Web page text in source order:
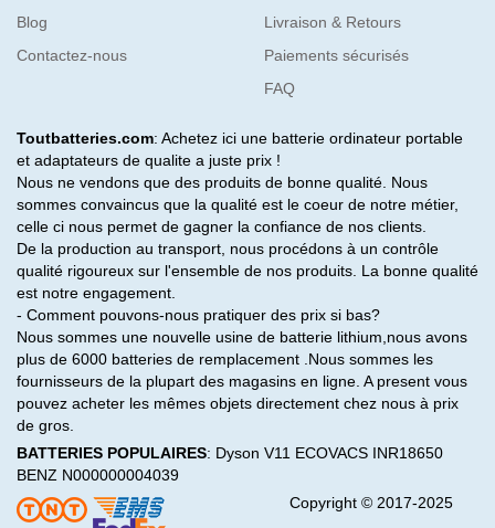
Blog
Contactez-nous
Livraison & Retours
Paiements sécurisés
FAQ
Toutbatteries.com: Achetez ici une batterie ordinateur portable
et adaptateurs de qualite a juste prix !
Nous ne vendons que des produits de bonne qualité. Nous
sommes convaincus que la qualité est le coeur de notre métier,
celle ci nous permet de gagner la confiance de nos clients.
De la production au transport, nous procédons à un contrôle
qualité rigoureux sur l'ensemble de nos produits. La bonne qualité
est notre engagement.
- Comment pouvons-nous pratiquer des prix si bas?
Nous sommes une nouvelle usine de batterie lithium,nous avons
plus de 6000 batteries de remplacement .Nous sommes les
fournisseurs de la plupart des magasins en ligne. A present vous
pouvez acheter les mêmes objets directement chez nous à prix
de gros.
BATTERIES POPULAIRES: Dyson V11 ECOVACS INR18650
BENZ N000000004039
Copyright © 2017-2025